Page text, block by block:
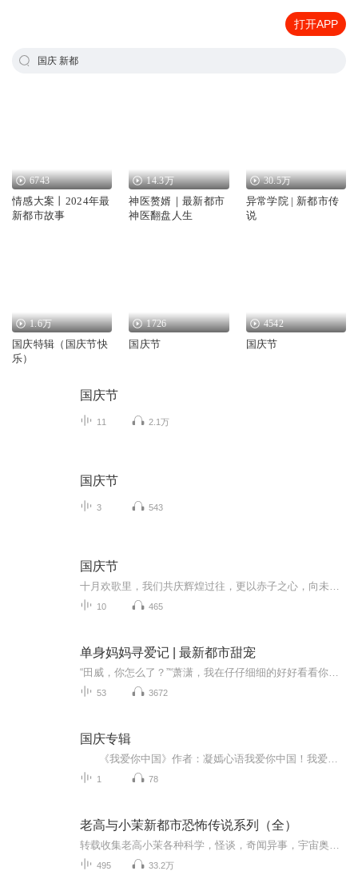
打开APP
国庆 新都
6743
情感大案丨2024年最
新都市故事
14.3万
神医赘婿｜最新都市
神医翻盘人生
30.5万
异常学院 | 新都市传
说
1.6万
国庆特辑（国庆节快
乐）
1726
国庆节
4542
国庆节
国庆节
11 2.1万
国庆节
3 543
国庆节
10 465
单身妈妈寻爱记 | 最新都市甜宠
53 3672
国庆专辑
1 78
老高与小茉新都市恐怖传说系列（全）
495 33.2万